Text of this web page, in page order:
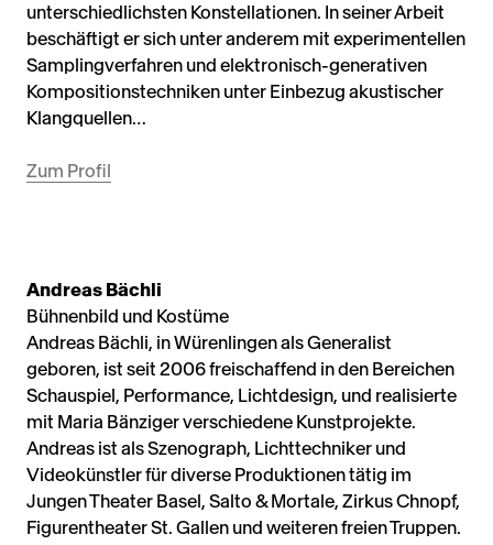
unterschiedlichsten Konstellationen. In seiner Arbeit
beschäftigt er sich unter anderem mit experimentellen
Samplingverfahren und elektronisch-generativen
Kompositionstechniken unter Einbezug akustischer
Klangquellen…
Zum Profil
Andreas Bächli
Bühnenbild und Kostüme
Andreas Bächli, in Würenlingen als Generalist
geboren, ist seit 2006 freischaffend in den Bereichen
Schauspiel, Performance, Lichtdesign, und realisierte
mit Maria Bänziger verschiedene Kunstprojekte.
Andreas ist als Szenograph, Lichttechniker und
Videokünstler für diverse Produktionen tätig im
Jungen Theater Basel, Salto & Mortale, Zirkus Chnopf,
Figurentheater St. Gallen und weiteren freien Truppen.